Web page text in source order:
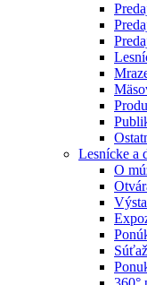
Lesnícke a
O